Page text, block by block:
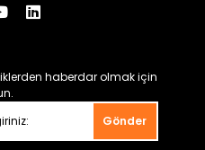
haberdar olmak için
Gönder